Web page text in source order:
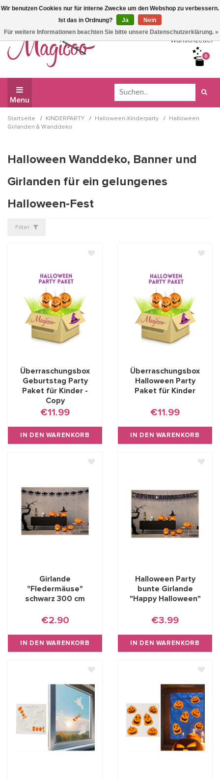
Wir haben Betriebsferien, daher können Sie derzeit nicht
bestellen.
Wunschzettel
0
Menu
Startseite / KINDERPARTY / Halloween-Kinderparty /
Halloween
Girlanden & Wanddeko
Halloween Wanddeko, Banner und
Girlanden für ein gelungenes
Halloween-Fest
Filter
Überraschungsbox
Geburtstag Party
Paket für Kinder -
Copy
€11.99
IN DEN WARENKORB
Überraschungsbox
Halloween Party
Paket für Kinder
€11.99
IN DEN WARENKORB
Girlande
"Fledermäuse"
schwarz 300 cm
€2.90
IN DEN WARENKORB
Halloween Party
bunte Girlande
"Happy Halloween"
€3.99
IN DEN WARENKORB
Wir benutzen Cookies nur für interne Zwecke um den Webshop zu verbessern.
Ist das in Ordnung?
Ja
Nein
Für weitere Informationen beachten Sie bitte unsere Datenschutzerklärung. »